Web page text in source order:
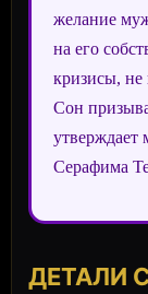
желание
на его
кризисы,
Сон
утверждает
Серафима
ДЕТАЛИ